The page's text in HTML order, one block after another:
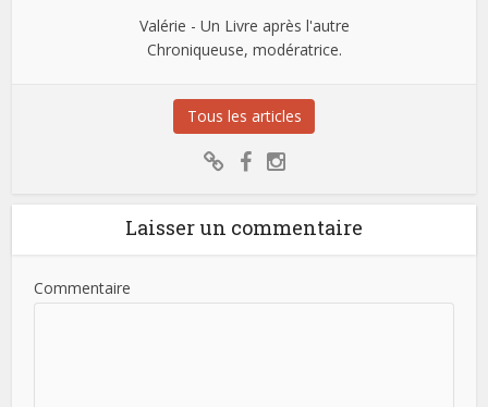
Valérie - Un Livre après l'autre
Chroniqueuse, modératrice.
Tous les articles
Laisser un commentaire
Commentaire